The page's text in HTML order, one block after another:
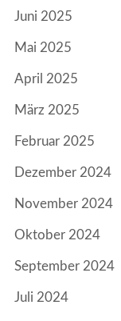
Juni 2025
Mai 2025
April 2025
März 2025
Februar 2025
Dezember 2024
November 2024
Oktober 2024
September 2024
Juli 2024